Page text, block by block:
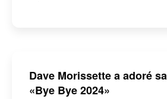
Dave Morissette a adoré
«Bye Bye 2024»